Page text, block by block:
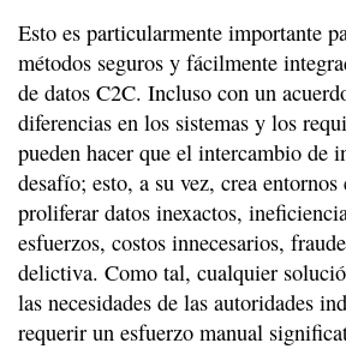
Esto es particularmente importante
métodos seguros y fácilmente
de datos C2C. Incluso con un
diferencias en los sistemas y los
pueden hacer que el intercambio de
desafío; esto, a su vez, crea
proliferar datos inexactos,
esfuerzos, costos innecesarios,
delictiva. Como tal, cualquier
las necesidades de las autoridades
requerir un esfuerzo manual